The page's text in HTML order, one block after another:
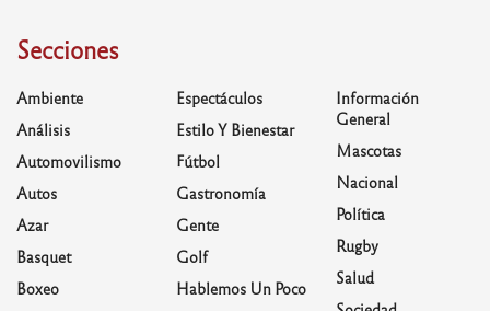
Secciones
Ambiente
Análisis
Automovilismo
Autos
Azar
Basquet
Boxeo
Espectáculos
Estilo Y Bienestar
Fútbol
Gastronomía
Gente
Golf
Hablemos Un Poco
Información
General
Mascotas
Nacional
Política
Rugby
Salud